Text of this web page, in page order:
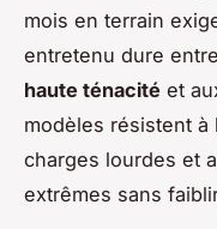
mois en terrain
entretenu dure
haute ténacité et
modèles résistent à
charges lourdes et
extrêmes sans